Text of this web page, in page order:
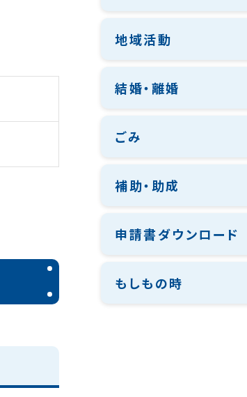
地域活動
結婚・離婚
ごみ
補助・助成
申請書ダウンロード
もしもの時